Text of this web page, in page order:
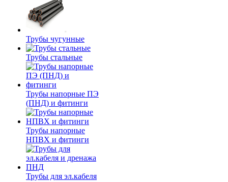
Трубы чугунные
Трубы стальные
Трубы напорные ПЭ
(ПНД) и фитинги
Трубы напорные
НПВХ и фитинги
Трубы для эл.кабеля